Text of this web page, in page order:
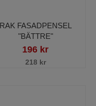
RAK FASADPENSEL
"BÄTTRE"
196 kr
218 kr